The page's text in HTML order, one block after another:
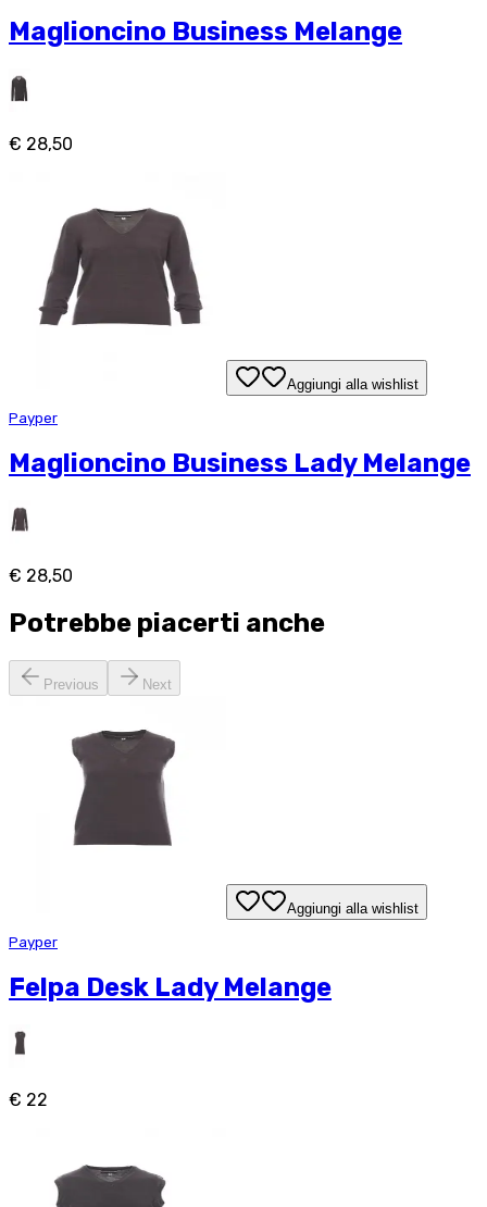
Maglioncino Business Melange
€ 28,50
Aggiungi alla wishlist
Payper
Maglioncino Business Lady Melange
€ 28,50
Potrebbe piacerti anche
Previous Next
Aggiungi alla wishlist
Payper
Felpa Desk Lady Melange
€ 22